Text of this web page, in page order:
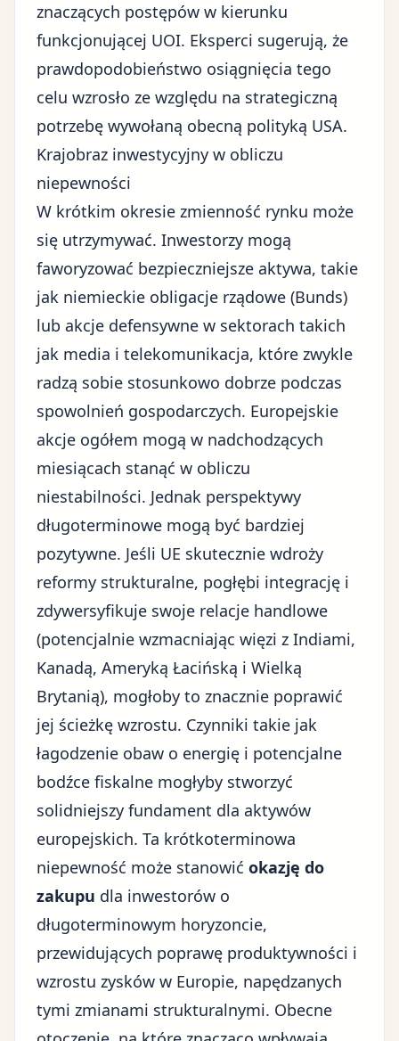
znaczących postępów w kierunku
funkcjonującej UOI. Eksperci sugerują, że
prawdopodobieństwo osiągnięcia tego
celu wzrosło ze względu na strategiczną
potrzebę wywołaną obecną polityką USA.
Krajobraz inwestycyjny w obliczu
niepewności
W krótkim okresie zmienność rynku może
się utrzymywać. Inwestorzy mogą
faworyzować bezpieczniejsze aktywa, takie
jak niemieckie obligacje rządowe (Bunds)
lub akcje defensywne w sektorach takich
jak media i telekomunikacja, które zwykle
radzą sobie stosunkowo dobrze podczas
spowolnień gospodarczych. Europejskie
akcje ogółem mogą w nadchodzących
miesiącach stanąć w obliczu
niestabilności. Jednak perspektywy
długoterminowe mogą być bardziej
pozytywne. Jeśli UE skutecznie wdroży
reformy strukturalne, pogłębi integrację i
zdywersyfikuje swoje relacje handlowe
(potencjalnie wzmacniając więzi z Indiami,
Kanadą, Ameryką Łacińską i Wielką
Brytanią), mogłoby to znacznie poprawić
jej ścieżkę wzrostu. Czynniki takie jak
łagodzenie obaw o energię i potencjalne
bodźce fiskalne mogłyby stworzyć
solidniejszy fundament dla aktywów
europejskich. Ta krótkoterminowa
niepewność może stanowić okazję do
zakupu dla inwestorów o
długoterminowym horyzoncie,
przewidujących poprawę produktywności i
wzrostu zysków w Europie, napędzanych
tymi zmianami strukturalnymi. Obecne